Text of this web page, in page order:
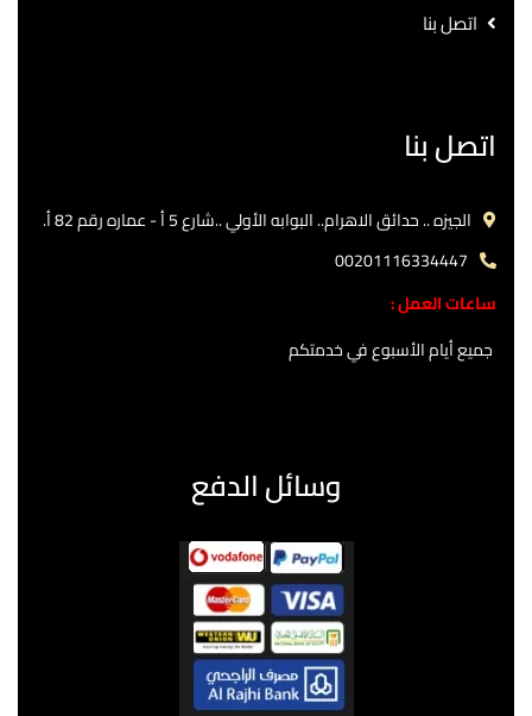
اتصل بنا
اتصل بنا
الجيزه .. حدائق الاهرام.. البوابه الأولي ..شارع 5 أ - عماره رقم 82 أ.
00201116334447
ساعات العمل :
جميع أيام الأسبوع في خدمتكم
وسائل الدفع